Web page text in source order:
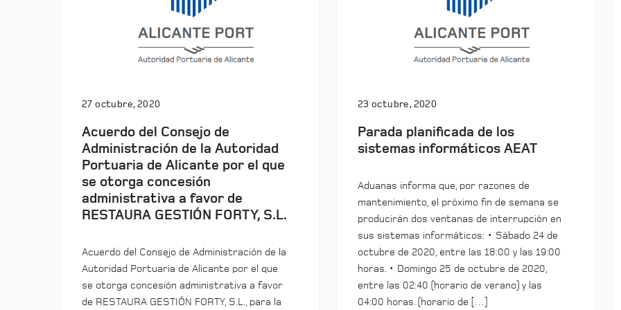
27 octubre, 2020
Acuerdo del Consejo de
Administración de la Autoridad
Portuaria de Alicante por el que
se otorga concesión
administrativa a favor de
RESTAURA GESTIÓN FORTY, S.L.
Acuerdo del Consejo de Administración de la
Autoridad Portuaria de Alicante por el que
se otorga concesión administrativa a favor
de RESTAURA GESTIÓN FORTY, S.L., para la
23 octubre, 2020
Parada planificada de los
sistemas informáticos AEAT
Aduanas informa que, por razones de
mantenimiento, el próximo fin de semana se
producirán dos ventanas de interrupción en
sus sistemas informáticos: • Sábado 24 de
octubre de 2020, entre las 18:00 y las 19:00
horas. • Domingo 25 de octubre de 2020,
entre las 02:40 (horario de verano) y las
04:00 horas. (horario de […]